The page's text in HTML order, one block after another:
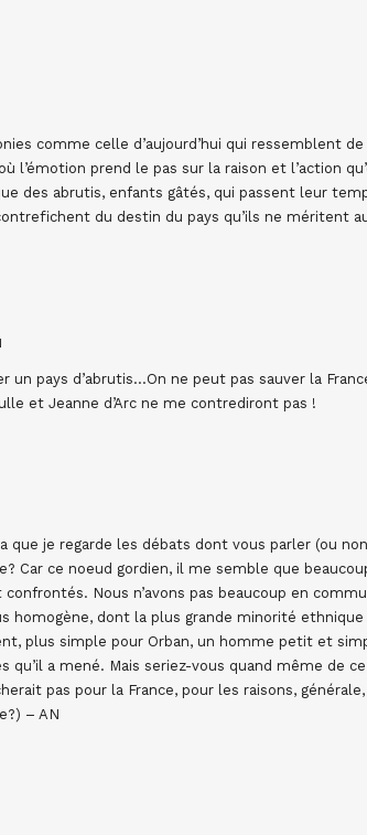
comme celle d’aujourd’hui qui ressemblent
l’émotion prend le pas sur la raison et l’action
des abrutis, enfants gâtés, qui passent leur
du destin du pays qu’ils ne méritent
un pays d’abrutis…On ne peut pas sauver la
et Jeanne d’Arc ne me contrediront pas !
que je regarde les débats dont vous parler (ou
Car ce noeud gordien, il me semble que
Nous n’avons pas beaucoup en
homogène, dont la plus grande minorité
plus simple pour Orban, un homme petit et
a mené. Mais seriez-vous quand même de
pas pour la France, pour les raisons,
– AN